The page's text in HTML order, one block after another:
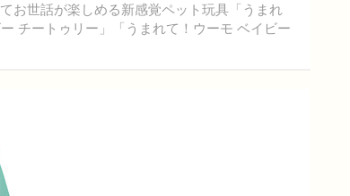
お世話が楽しめる新感覚ペット玩具「うまれ
チートゥリー」「うまれて！ウーモ ベイビー